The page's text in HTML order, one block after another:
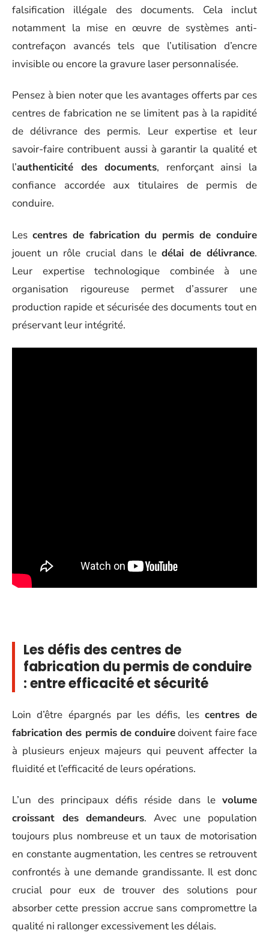
falsification illégale des documents. Cela inclut
notamment la mise en œuvre de systèmes anti-
contrefaçon avancés tels que l’utilisation d’encre
invisible ou encore la gravure laser personnalisée.
Pensez à bien noter que les avantages offerts par ces
centres de fabrication ne se limitent pas à la rapidité
de délivrance des permis. Leur expertise et leur
savoir-faire contribuent aussi à garantir la qualité et
l’authenticité des documents, renforçant ainsi la
confiance accordée aux titulaires de permis de
conduire.
Les centres de fabrication du permis de conduire
jouent un rôle crucial dans le délai de délivrance.
Leur expertise technologique combinée à une
organisation rigoureuse permet d’assurer une
production rapide et sécurisée des documents tout en
préservant leur intégrité.
Les défis des centres de
fabrication du permis de conduire
: entre efficacité et sécurité
Loin d’être épargnés par les défis, les centres de
fabrication des permis de conduiredoivent faire face
à plusieurs enjeux majeurs qui peuvent affecter la
fluidité et l’efficacité de leurs opérations.
L’un des principaux défis réside dans le volume
croissant des demandeurs. Avec une population
toujours plus nombreuse et un taux de motorisation
en constante augmentation, les centres se retrouvent
confrontés à une demande grandissante. Il est donc
crucial pour eux de trouver des solutions pour
absorber cette pression accrue sans compromettre la
qualité ni rallonger excessivement les délais.